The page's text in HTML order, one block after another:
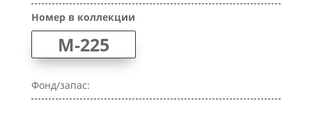
Номер в коллекции
M-225
Фонд/запас: